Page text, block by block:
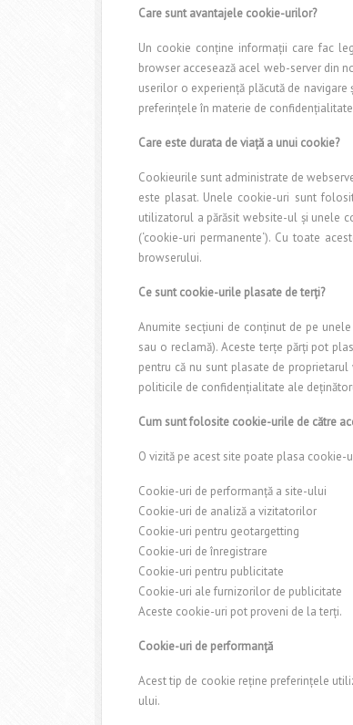
Care sunt avantajele cookie-urilor?
Un cookie conţine informaţii care fac
browser accesează acel web-server din
userilor o experienţă plăcută de
preferinţele în materie de
Care este durata de viaţă a unui cookie?
Cookieurile sunt administrate de
este plasat. Unele cookie-uri sunt
utilizatorul a părăsit website-ul şi unele
(‘cookie-uri permanente‘). Cu toate
browserului.
Ce sunt cookie-urile plasate de terţi?
Anumite secţiuni de conţinut de pe
sau o reclamă). Aceste terţe părţi pot
pentru că nu sunt plasate de
politicile de confidenţialitate ale
Cum sunt folosite cookie-urile de către
O vizită pe acest site poate plasa cookie-
Cookie-uri de performanţă a site-ului
Cookie-uri de analiză a vizitatorilor
Cookie-uri pentru geotargetting
Cookie-uri de înregistrare
Cookie-uri pentru publicitate
Cookie-uri ale furnizorilor de publicitate
Aceste cookie-uri pot proveni de la terţi.
Cookie-uri de performanţă
Acest tip de cookie reţine preferinţele
ului.